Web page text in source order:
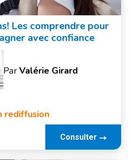
Les comprendre pour
avec confiance
ParValérie Girard
rediffusion
Consulter